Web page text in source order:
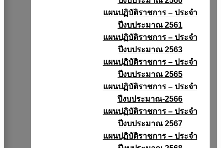
แผนปฏิบัติราชการ – ประจำ
ปีงบประมาณ 2561
แผนปฏิบัติราชการ – ประจำ
ปีงบประมาณ 2563
แผนปฏิบัติราชการ – ประจำ
ปีงบประมาณ 2565
แผนปฏิบัติราชการ – ประจำ
ปีงบประมาณ-2566
แผนปฏิบัติราชการ – ประจำ
ปีงบประมาณ 2567
แผนปฏิบัติราชการ – ประจำ